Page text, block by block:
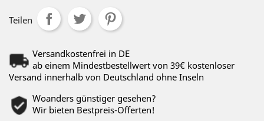
Teilen
Versandkostenfrei in DE
ab einem Mindestbestellwert von 39€ kostenloser
Versand innerhalb von Deutschland ohne Inseln
Woanders günstiger gesehen?
Wir bieten Bestpreis-Offerten!